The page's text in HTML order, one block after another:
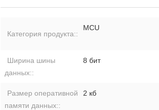
Категория продукта::
MCU
Ширина шины
данных::
8 бит
Размер оперативной
памяти данных::
2 кб